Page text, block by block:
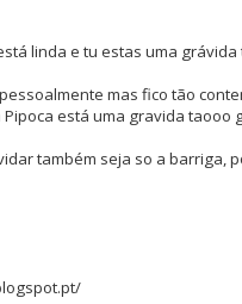
linda e tu estas uma grávida
mas fico tão
está uma gravida taooo
também seja so a barriga,